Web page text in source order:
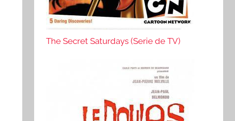
The Secret Saturdays (Serie de TV)